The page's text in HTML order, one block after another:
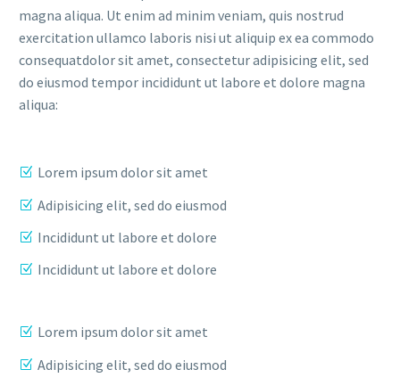
magna aliqua. Ut enim ad minim veniam, quis nostrud
exercitation ullamco laboris nisi ut aliquip ex ea commodo
consequatdolor sit amet, consectetur adipisicing elit, sed
do eiusmod tempor incididunt ut labore et dolore magna
aliqua:
Lorem ipsum dolor sit amet
Adipisicing elit, sed do eiusmod
Incididunt ut labore et dolore
Incididunt ut labore et dolore
Lorem ipsum dolor sit amet
Adipisicing elit, sed do eiusmod